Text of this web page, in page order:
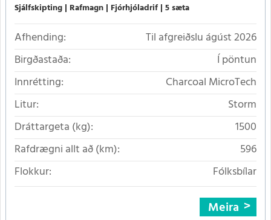
Sjálfskipting Rafmagn Fjórhjóladrif 5 sæta
Afhending:
Til afgreiðslu ágúst 2026
Birgðastaða:
Í pöntun
Innrétting:
Charcoal MicroTech
Litur:
Storm
Dráttargeta (kg):
1500
Rafdrægni allt að (km):
596
Flokkur:
Fólksbílar
Meira